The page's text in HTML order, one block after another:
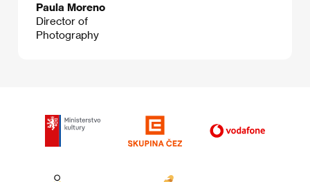
Paula Moreno
Director of
Photography